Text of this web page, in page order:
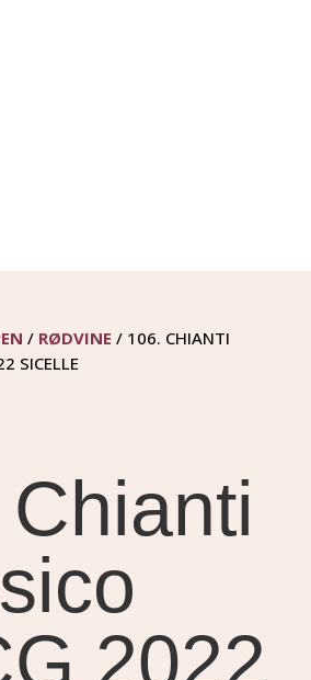
/ RØDVINE / 106. CHIANTI
SICELLE
2022